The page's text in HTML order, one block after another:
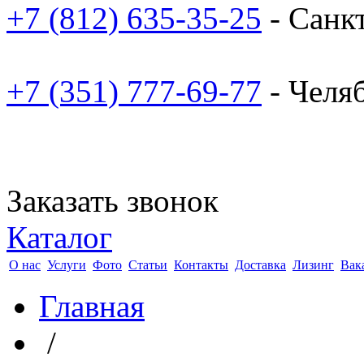
+7 (812) 635-35-25 -
+7 (351) 777-69-77 -
Заказать звонок
Каталог
О нас Услуги Фото Статьи Контакты Доставка Лизинг
Главная
/